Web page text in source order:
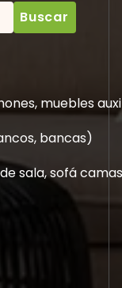
muebles
bancas)
sala, sofá